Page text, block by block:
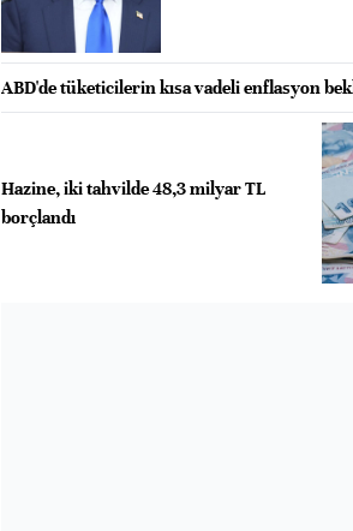
ABD'de tüketicilerin kısa vadeli enflasyon
Hazine, iki tahvilde 48,3 milyar TL
borçlandı